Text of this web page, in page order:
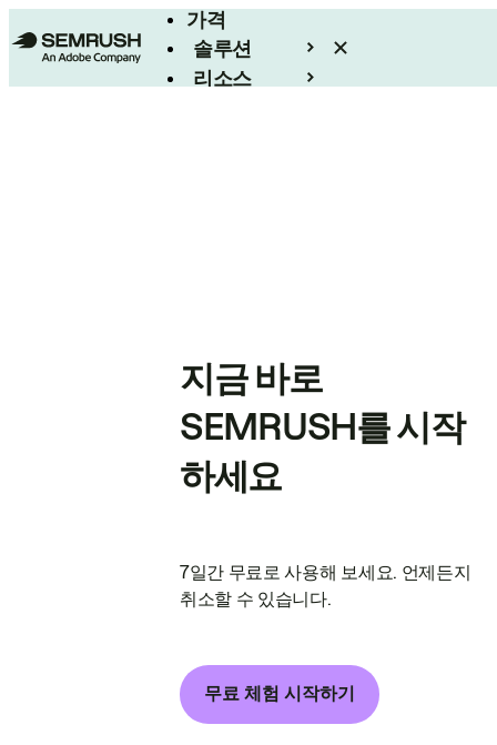
가격
솔루션
리소스
지금 바로
SEMRUSH를 시작
하세요
7일간 무료로 사용해 보세요. 언제든지
취소할 수 있습니다.
무료 체험 시작하기